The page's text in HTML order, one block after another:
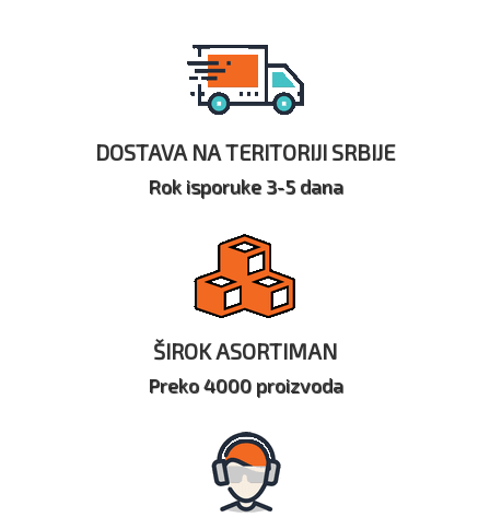
DOSTAVA NA TERITORIJI SRBIJE
Rok isporuke 3-5 dana
ŠIROK ASORTIMAN
Preko 4000 proizvoda